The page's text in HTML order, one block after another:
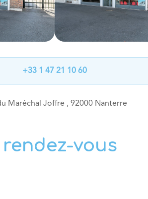
+33 1 47 21 10 60
Maréchal Joffre , 92000 Nanterre
vous